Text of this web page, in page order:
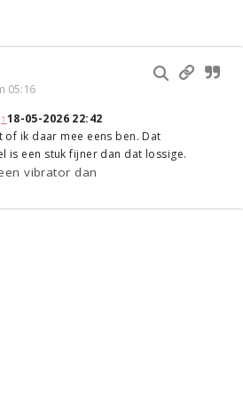
05:16
↑18-05-2026 22:42
of ik daar mee eens ben. Dat
is een stuk fijner dan dat lossige.
vibrator dan